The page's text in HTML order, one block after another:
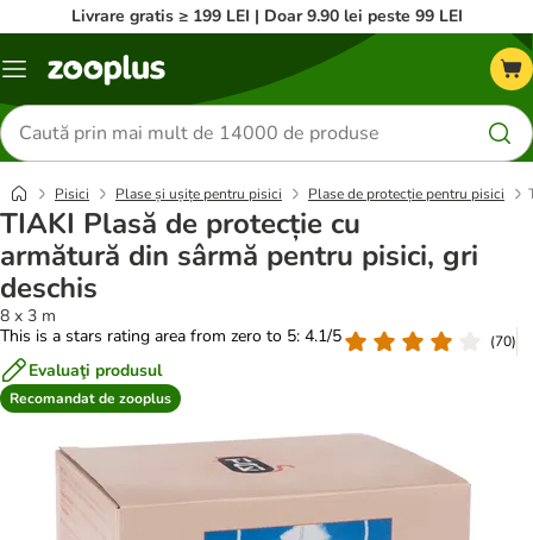
Livrare gratis ≥ 199 LEI | Doar 9.90 lei peste 99 LEI
Categorii
Căutare
produse
Pisici Plase și ușițe pentru pisici Plase de protecție pentru pisici
TIAKI Plasă de protecție cu
armătură din sârmă pentru pisici, gri
deschis
8 x 3 m
This is a stars rating area from zero to 5: 4.1/5
(70)
Evaluaţi produsul
Recomandat de zooplus